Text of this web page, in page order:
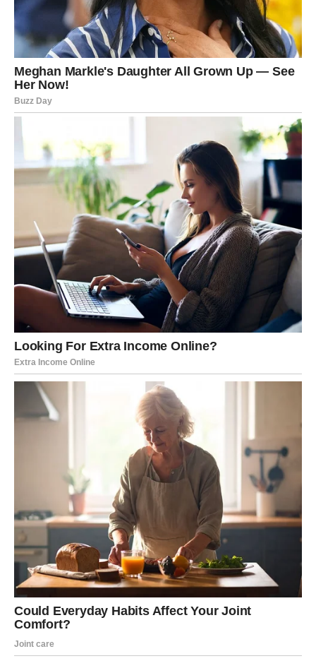
TRANSFORMACIJA
Najvažnije dešavanje kod tebe je unutrašnje. Škorpija
prolazi kroz ličnu transformaciju. Kao feniks koji se
podiže iz pepela, ti sada ostavljaš iza sebe ono što te je
emocionalno iscrpljivalo.
Možda si dugo nosila bol, sumnju ili neizrečene reči.
Sada dolazi oslobađanje. Možda neće biti lako, ali biće
oslobađajuće.
Kraj februara donosi suočavanje.
Početak marta donosi snagu.
MOGUĆA KONKRETNA
DEŠAVANJA
Škorpija može doživeti:
emotivno priznanje
raskid sa osobom koja je narušila poverenje
povratak bivše ljubavi
finansijski preokret
poslovnu priliku
razotkrivanje istine